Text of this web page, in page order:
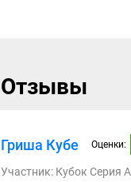
Отзывы
Гриша Кубе Оценки:
Участник: Кубок Серия